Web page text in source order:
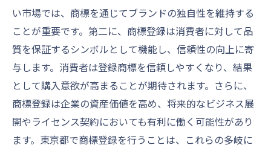
い市場では、商標を通じてブランドの独自性を維持する
ことが重要です。第二に、商標登録は消費者に対して品
質を保証するシンボルとして機能し、信頼性の向上に寄
与します。消費者は登録商標を信頼しやすくなり、結果
として購入意欲が高まることが期待されます。さらに、
商標登録は企業の資産価値を高め、将来的なビジネス展
開やライセンス契約においても有利に働く可能性があり
ます。東京都で商標登録を行うことは、これらの多岐に